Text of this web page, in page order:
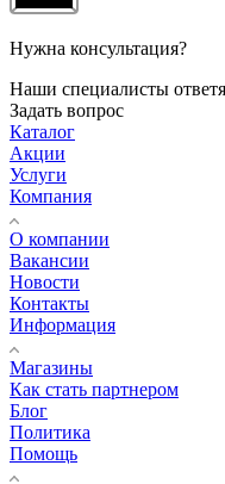
Нужна консультация?
Наши специалисты
Задать вопрос
Каталог
Акции
Услуги
Компания
О компании
Вакансии
Новости
Контакты
Информация
Магазины
Как стать партнером
Блог
Политика
Помощь